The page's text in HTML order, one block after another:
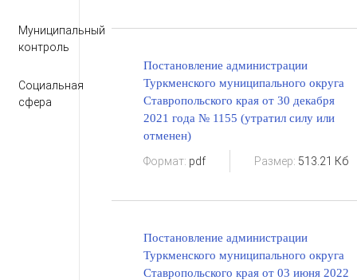
Муниципальный
контроль
Социальная
сфера
Постановление администрации
Туркменского муниципального округа
Ставропольского края от 30 декабря
2021 года № 1155 (утратил силу или
отменен)
Формат: pdf Размер: 513.21 Кб
Постановление администрации
Туркменского муниципального округа
Ставропольского края от 03 июня 2022